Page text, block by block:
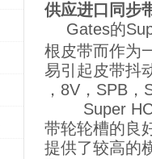
供应进口同步
Gates的
根皮带而作为
易引起皮带抖
，8V，SPB
Super HC
带轮轮槽的良
提供了较高的